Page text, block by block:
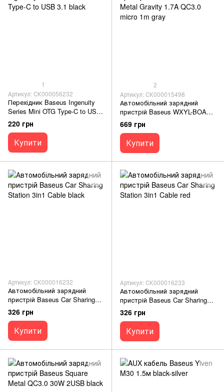
1
Артикул: СК000056232
Перехідник Baseus Ingenuity
Series Mini OTG Type-C to USB
3.1 black
220 грн
Купити
2
Артикул: СК000015498
Автомобільний зарядний
пристрій Baseus WXYL-BOA
Metal Gravity 1.7A QC3.0 micro
1m gray
669 грн
Купити
Артикул: СК000016232
Автомобільний зарядний
пристрій Baseus Car Sharing
Station 3in1 Cable black
326 грн
Купити
Артикул: СК000016233
Автомобільний зарядний
пристрій Baseus Car Sharing
Station 3in1 Cable red
326 грн
Купити